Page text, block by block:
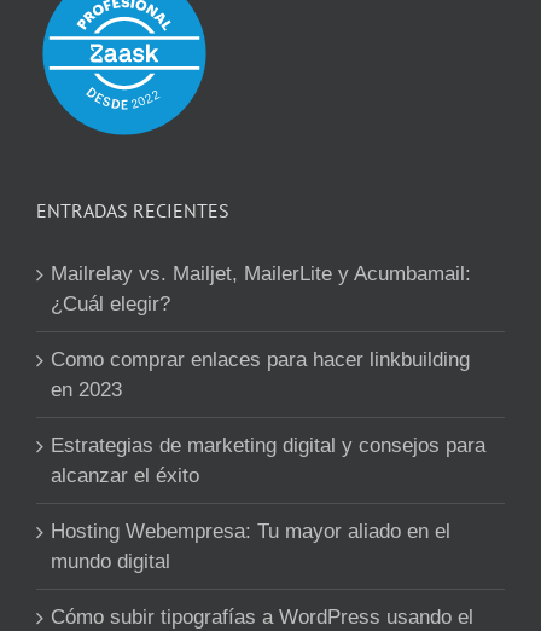
ENTRADAS RECIENTES
Mailrelay vs. Mailjet, MailerLite y Acumbamail:
¿Cuál elegir?
Como comprar enlaces para hacer linkbuilding
en 2023
Estrategias de marketing digital y consejos para
alcanzar el éxito
Hosting Webempresa: Tu mayor aliado en el
mundo digital
Cómo subir tipografías a WordPress usando el